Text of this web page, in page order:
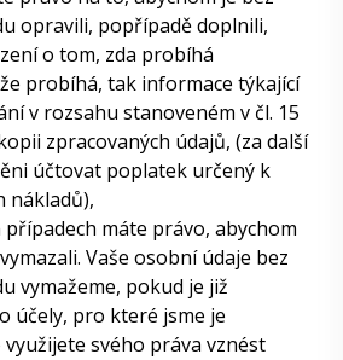
opravili, popřípadě doplnili,
o tom, zda probíhá
probíhá, tak informace týkající
v rozsahu stanoveném v čl. 15
zpracovaných údajů, (za další
účtovat poplatek určený k
nákladů),
máte právo, abychom
Vaše osobní údaje bez
vymažeme, pokud je již
účely, pro které jsme je
svého práva vznést